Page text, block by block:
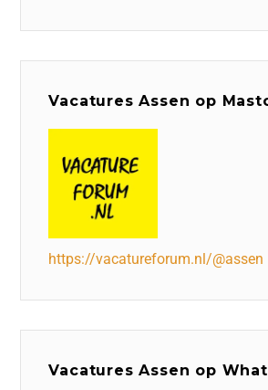
Vacatures Assen op
https://vacatureforum.nl/@assen
Vacatures Assen op